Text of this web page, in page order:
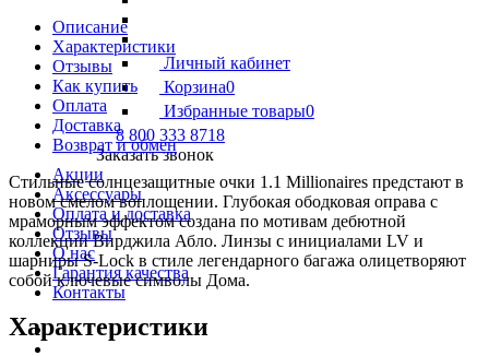
Личный кабинет
Корзина0
Избранные товары0
8 800 333 8718
Заказать звонок
Акции
Аксессуары
Оплата и доставка
Отзывы
О нас
Гарантия качества
Контакты
Описание
Характеристики
Отзывы
Как купить
Оплата
Доставка
Возврат и обмен
Стильные солнцезащитные очки 1.1 Millionaires предстают в
новом смелом воплощении. Глубокая ободковая оправа с
мраморным эффектом создана по мотивам дебютной
коллекции Вирджила Абло. Линзы с инициалами LV и
шарниры S-Lock в стиле легендарного багажа олицетворяют
собой ключевые символы Дома.
Характеристики